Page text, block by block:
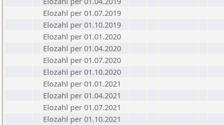
Elozahl per 01.07.2019
Elozahl per 01.10.2019
Elozahl per 01.01.2020
Elozahl per 01.04.2020
Elozahl per 01.07.2020
Elozahl per 01.10.2020
Elozahl per 01.01.2021
Elozahl per 01.04.2021
Elozahl per 01.07.2021
Elozahl per 01.10.2021